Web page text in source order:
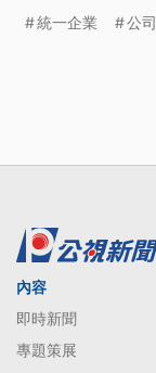
統一企業 公司
內容
即時新聞
專題策展